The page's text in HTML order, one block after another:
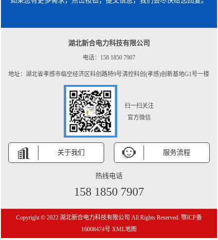
湖北新合电力科技有限公司
电话：158 1850 7907
地址：湖北省孝感市临空经济区科创路特9号清控科创(孝感)创新基地G1号一楼
扫一扫关注
官方微信
关于我们 服务流程
热线电话
158 1850 7907
Copyright © 2022 湖北新合电力科技有限公司 All Rights Reserved. 鄂ICP备
16008474号 XML地图